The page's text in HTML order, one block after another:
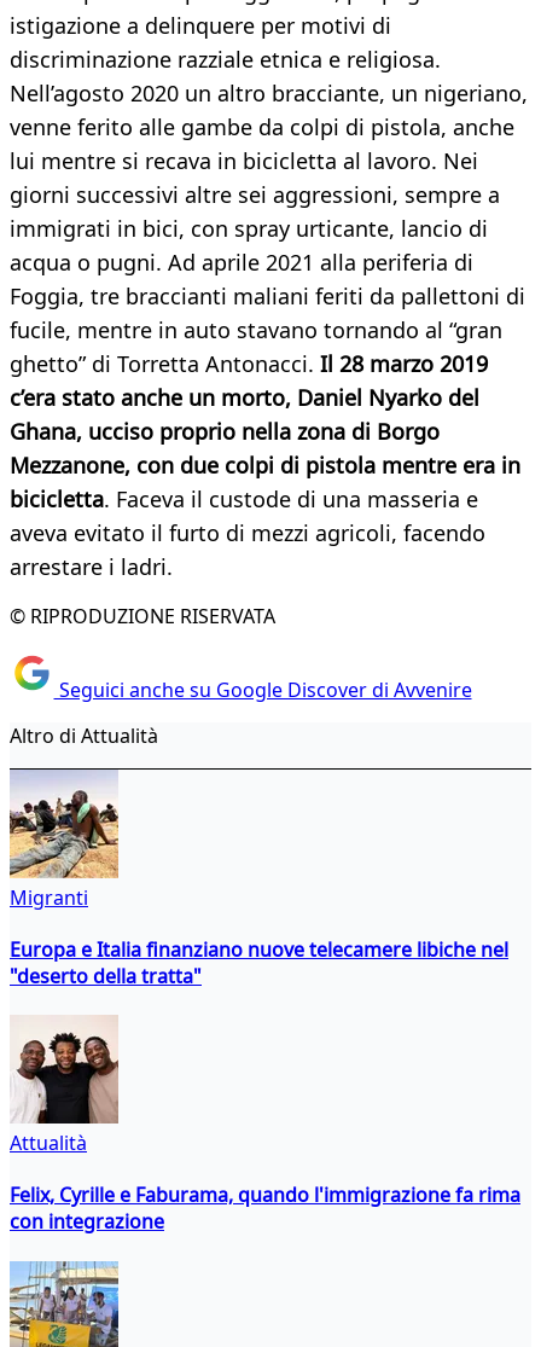
istigazione a delinquere per motivi di
discriminazione razziale etnica e religiosa.
Nell’agosto 2020 un altro bracciante, un nigeriano,
venne ferito alle gambe da colpi di pistola, anche
lui mentre si recava in bicicletta al lavoro. Nei
giorni successivi altre sei aggressioni, sempre a
immigrati in bici, con spray urticante, lancio di
acqua o pugni. Ad aprile 2021 alla periferia di
Foggia, tre braccianti maliani feriti da pallettoni di
fucile, mentre in auto stavano tornando al “gran
ghetto” di Torretta Antonacci. Il 28 marzo 2019
c’era stato anche un morto, Daniel Nyarko del
Ghana, ucciso proprio nella zona di Borgo
Mezzanone, con due colpi di pistola mentre era in
bicicletta. Faceva il custode di una masseria e
aveva evitato il furto di mezzi agricoli, facendo
arrestare i ladri.
© RIPRODUZIONE RISERVATA
Seguici anche su Google Discover di Avvenire
Altro di Attualità
Migranti
Europa e Italia finanziano nuove telecamere libiche nel
"deserto della tratta"
Attualità
Felix, Cyrille e Faburama, quando l'immigrazione fa rima
con integrazione